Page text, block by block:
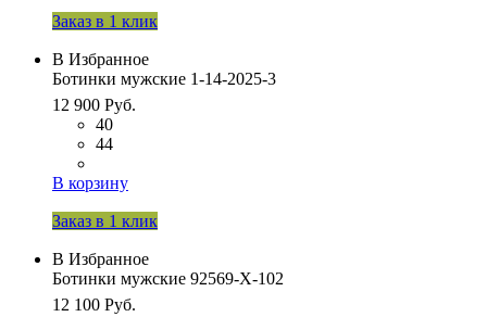
Заказ в 1 клик
В Избранное
Ботинки мужские 1-14-2025-3
12 900 Руб.
40
44
В корзину
Заказ в 1 клик
В Избранное
Ботинки мужские 92569-Х-102
12 100 Руб.